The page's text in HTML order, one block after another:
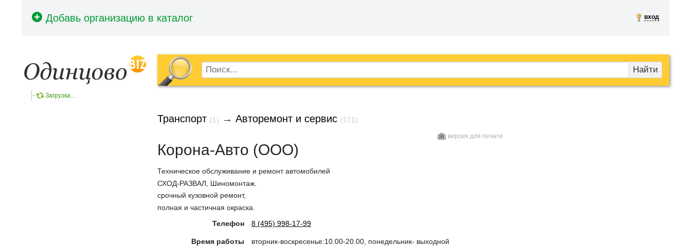
вход
Найти
Загрузка...
Транспорт (1) → Авторемонт и сервис (171)
версия для печати
Корона-Авто (ООО)
Техническое обслуживание и ремонт автомобилей
СХОД-РАЗВАЛ, Шиномонтаж.
срочный кузовной ремонт,
полная и частичная окраска.
Телефон
8 (495) 998-17-99
Время работы вторник-воскресенье:10.00-20.00, понедельник- выходной